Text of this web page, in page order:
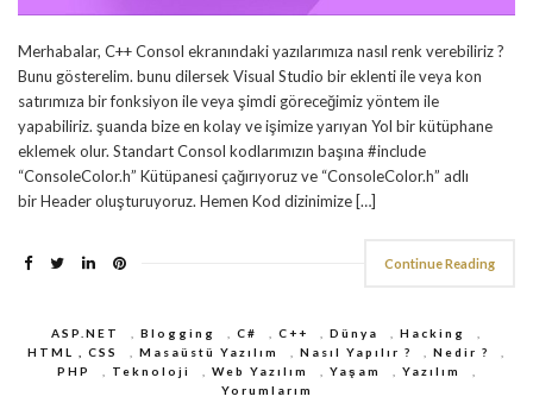
Merhabalar, C++ Consol ekranındaki yazılarımıza nasıl renk verebiliriz ?
Bunu gösterelim. bunu dilersek Visual Studio bir eklenti ile veya kon
satırımıza bir fonksiyon ile veya şimdi göreceğimiz yöntem ile
yapabiliriz. şuanda bize en kolay ve işimize yarıyan Yol bir kütüphane
eklemek olur. Standart Consol kodlarımızın başına #include
“ConsoleColor.h” Kütüpanesi çağırıyoruz ve “ConsoleColor.h” adlı
bir Header oluşturuyoruz. Hemen Kod dizinimize […]
Continue Reading
ASP.NET Blogging C# C++ Dünya Hacking
HTML , CSS
Masaüstü Yazılım Nasıl Yapılır ? Nedir ?
PHP
Teknoloji Web Yazılım Yaşam Yazılım
Yorumlarım